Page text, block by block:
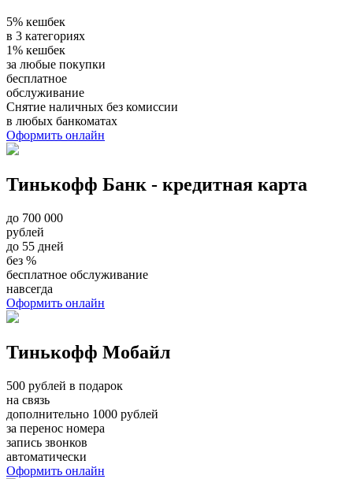
5% кешбек
в 3 категориях
1% кешбек
за любые покупки
бесплатное
обслуживание
Снятие наличных без комиссии
в любых банкоматах
Оформить онлайн
Тинькофф Банк - кредитная карта
до 700 000
рублей
до 55 дней
без %
бесплатное обслуживание
навсегда
Оформить онлайн
Тинькофф Мобайл
500 рублей в подарок
на связь
дополнительно 1000 рублей
за перенос номера
запись звонков
автоматически
Оформить онлайн